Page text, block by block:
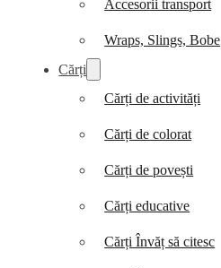
Accesorii transport
Wraps, Slings, Bobe
Cărți
Cărți de activități
Cărți de colorat
Cărți de povești
Cărți educative
Cărți Învăț să citesc